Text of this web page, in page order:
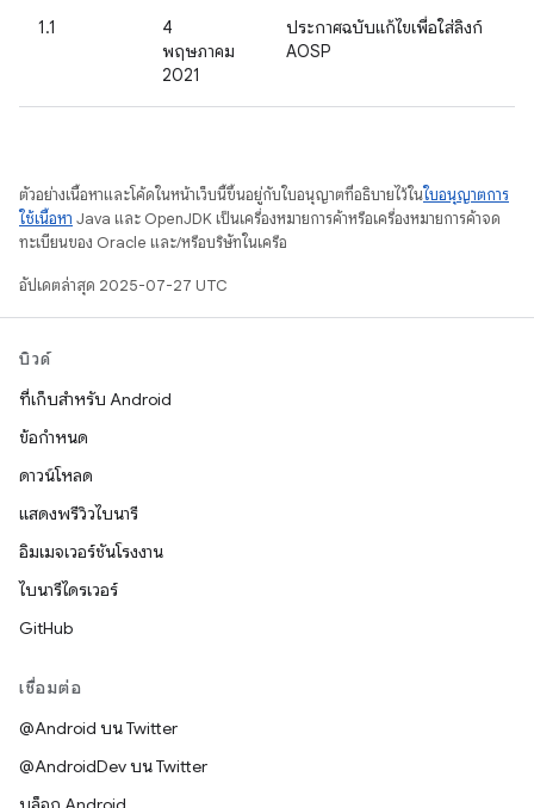
1.1
4
พฤษภาคม
2021
ประกาศฉบับแก้ไขเพื่อใส่ลิงก์
AOSP
ตัวอย่างเนื้อหาและโค้ดในหน้าเว็บนี้ขึ้นอยู่กับใบอนุญาตที่อธิบายไว้ในใบอนุญาตการ
ใช้เนื้อหา Java และ OpenJDK เป็นเครื่องหมายการค้าหรือเครื่องหมายการค้าจด
ทะเบียนของ Oracle และ/หรือบริษัทในเครือ
อัปเดตล่าสุด 2025-07-27 UTC
บิวด์
ที่เก็บสำหรับ Android
ข้อกำหนด
ดาวน์โหลด
แสดงพรีวิวไบนารี
อิมเมจเวอร์ชันโรงงาน
ไบนารีไดรเวอร์
GitHub
เชื่อมต่อ
@Android บน Twitter
@AndroidDev บน Twitter